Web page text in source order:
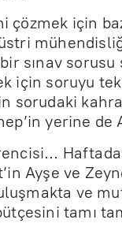
çözmek için
sınav
için soruyu
sorudaki
yerine
Haftada
Ayşe ve
ve
tamı